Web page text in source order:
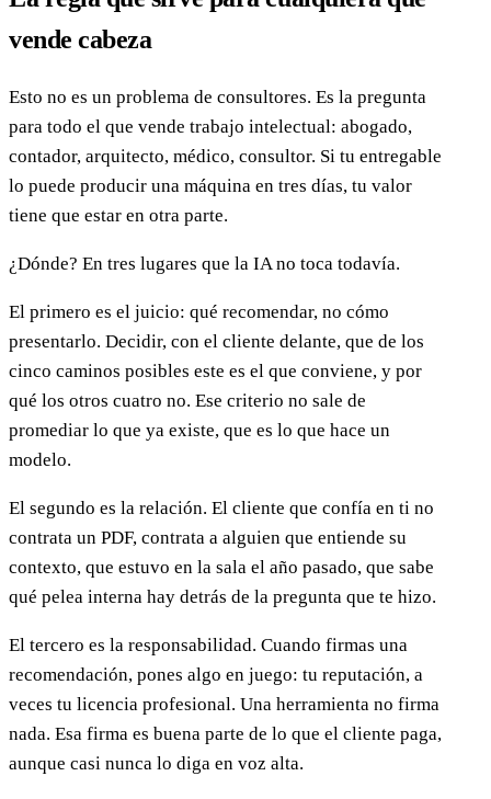
vende cabeza
Esto no es un problema de consultores. Es la pregunta
para todo el que vende trabajo intelectual: abogado,
contador, arquitecto, médico, consultor. Si tu entregable
lo puede producir una máquina en tres días, tu valor
tiene que estar en otra parte.
¿Dónde? En tres lugares que la IA no toca todavía.
El primero es el juicio: qué recomendar, no cómo
presentarlo. Decidir, con el cliente delante, que de los
cinco caminos posibles este es el que conviene, y por
qué los otros cuatro no. Ese criterio no sale de
promediar lo que ya existe, que es lo que hace un
modelo.
El segundo es la relación. El cliente que confía en ti no
contrata un PDF, contrata a alguien que entiende su
contexto, que estuvo en la sala el año pasado, que sabe
qué pelea interna hay detrás de la pregunta que te hizo.
El tercero es la responsabilidad. Cuando firmas una
recomendación, pones algo en juego: tu reputación, a
veces tu licencia profesional. Una herramienta no firma
nada. Esa firma es buena parte de lo que el cliente paga,
aunque casi nunca lo diga en voz alta.